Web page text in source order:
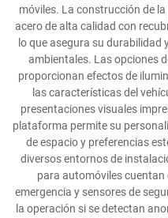
móviles. La construcción de
acero de alta calidad con
lo que asegura su durabilidad
ambientales. Las opciones
proporcionan efectos de
las características del
presentaciones visuales
plataforma permite su
de espacio y preferencias
diversos entornos de
para automóviles
emergencia y sensores de
la operación si se detectan